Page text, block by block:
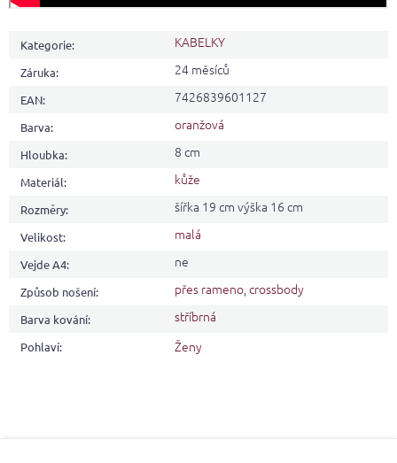
Kategorie: KABELKY
Záruka: 24 měsíců
EAN: 7426839601127
Barva: oranžová
Hloubka: 8 cm
Materiál: kůže
Rozměry: šířka 19 cm výška 16 cm
Velikost: malá
Vejde A4: ne
Způsob nošení: přes rameno,crossbody
Barva kování: stříbrná
Pohlaví: Ženy